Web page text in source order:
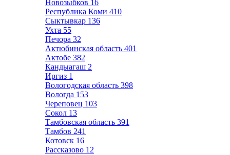
Новозыбков 16
Республика Коми 410
Сыктывкар 136
Ухта 55
Печора 32
Актюбинская область 401
Актобе 382
Кандыагаш 2
Иргиз 1
Вологодская область 398
Вологда 153
Череповец 103
Сокол 13
Тамбовская область 391
Тамбов 241
Котовск 16
Рассказово 12